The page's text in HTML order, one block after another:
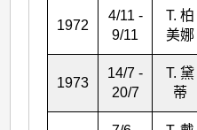
1972
4/11 -
9/11
T. 柏
美娜
1973
14/7 -
20/7
T. 黛
蒂